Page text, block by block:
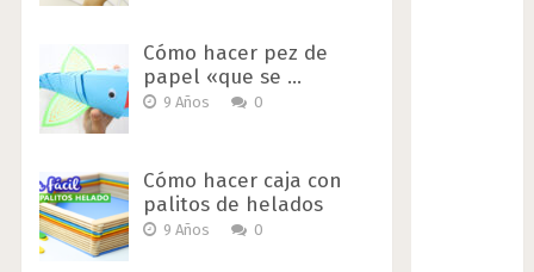
Cómo hacer pez de
papel «que se …
9 Años 0
Cómo hacer caja con
palitos de helados
9 Años 0